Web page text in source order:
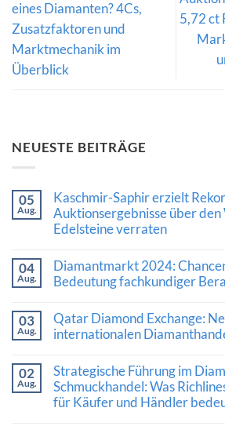
eines Diamanten? 4Cs,
Zusatzfaktoren und
Marktmechanik im
Überblick
5,72 ct
NEUESTE BEITRÄGE
05
Aug.
Kaschmir-Saphir erzielt
Auktionsergebnisse über
Edelsteine verraten
zu
Kaschmir-
Saphir
Rekordpreis:
Was
Auktionsergebnisse
Wert
hochwertiger
Edelsteine
verraten
04
Aug.
Diamantmarkt 2024:
Bedeutung fachkundiger
zu
Diamantmarkt
2024:
Risiken
und
die
Bedeutung
fachkundiger
03
Aug.
Qatar Diamond Exchange:
internationalen
zu
Qatar
Diamond
Exchange:
02
Aug.
Strategische Führung im
Schmuckhandel: Was
für Käufer und Händler